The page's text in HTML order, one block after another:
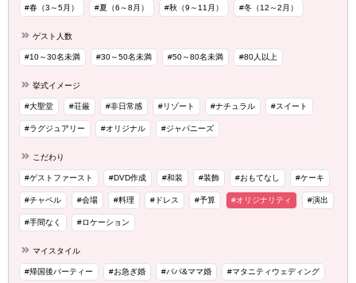
#春（3～5月） #夏（6～8月） #秋（9～11月） #冬（12～2月）
ゲスト人数
#10～30名未満 #30～50名未満 #50～80名未満 #80人以上
挙式イメージ
#大聖堂 #荘厳 #非日常感 #リゾート #ナチュラル #スイート
#ラグジュアリー #オリジナル #ジャパニーズ
こだわり
#ゲストファースト #DVD作成 #和装 #装飾 #おもてなし #ケーキ
#チャペル #会場 #料理 #ドレス #予算 #オリジナリティ #演出
#手間なく #ロケーション
マイスタイル
#帰国後パーティー #お急ぎ婚 #パパ&ママ婚 #マタニティウェディング